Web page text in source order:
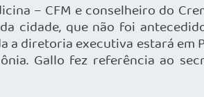
– CFM e conselheiro do
cidade, que não foi
a diretoria executiva estará
Gallo fez referência ao